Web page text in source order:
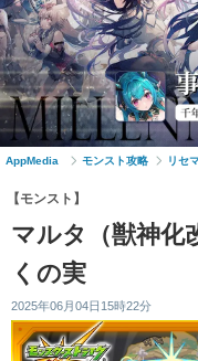
AppMedia モンスト攻略 リセ
【モンスト】
マルタ（獣神化
くの実
2025年06月04日15時22分